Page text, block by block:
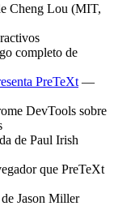
Cheng Lou (MIT,
completo de
PreTeXt —
DevTools sobre
de Paul Irish
que PreTeXt
Jason Miller